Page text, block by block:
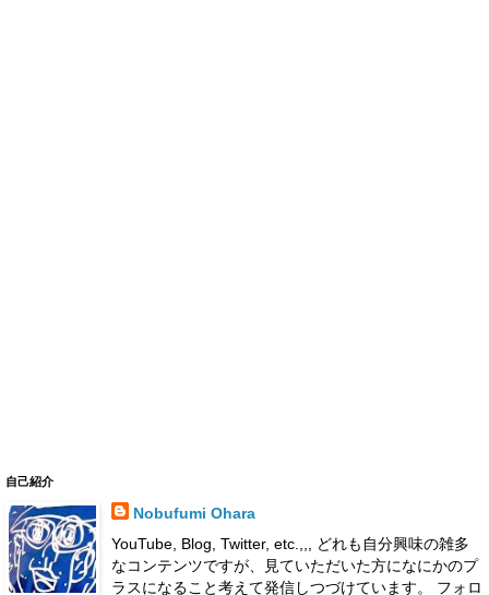
自己紹介
Nobufumi Ohara
YouTube, Blog, Twitter, etc.,,, どれも自分興味の雑多
なコンテンツですが、見ていただいた方になにかのプ
ラスになること考えて発信しつづけています。 フォロ